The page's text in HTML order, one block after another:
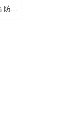
全元素检测仪 测量精度高 防尘 防水性能好